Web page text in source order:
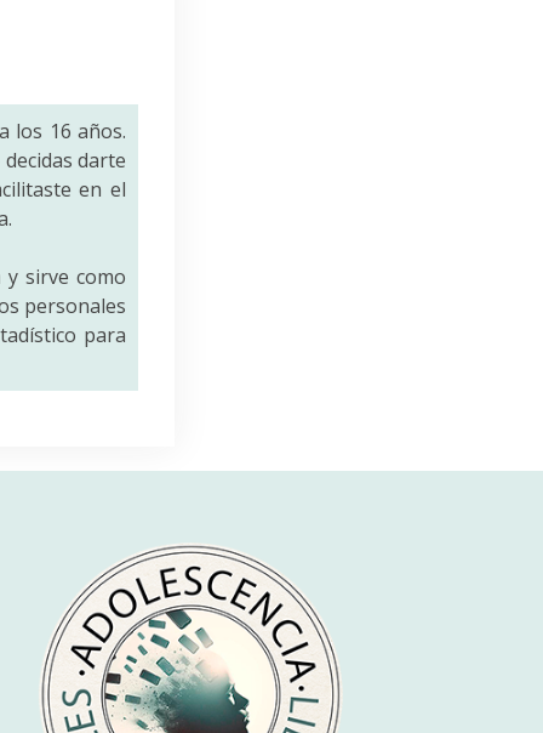
los 16 años.
darte
en el
y sirve como
personales
para